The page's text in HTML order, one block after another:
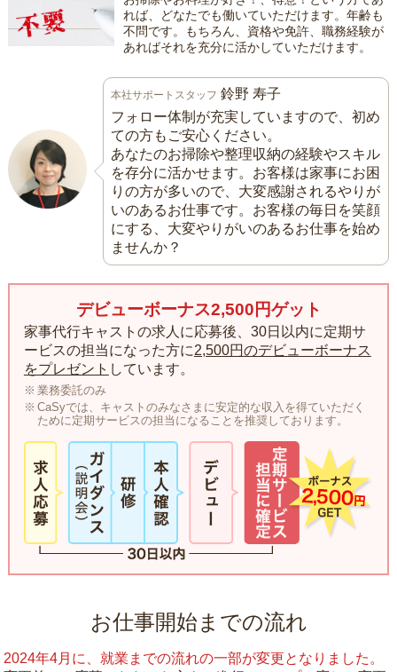
れば、どなたでも働いていただけます。年齢も
不問です。もちろん、資格や免許、職務経験が
あればそれを充分に活かしていただけます。
本社サポートスタッフ 鈴野 寿子
フォロー体制が充実していますので、初め
ての方もご安心ください。
あなたのお掃除や整理収納の経験やスキル
を存分に活かせます。お客様は家事にお困
りの方が多いので、大変感謝されるやりが
いのあるお仕事です。お客様の毎日を笑顔
にする、大変やりがいのあるお仕事を始め
ませんか？
デビューボーナス2,500円ゲット
家事代行キャストの求人に応募後、30日以内に定期サ
ービスの担当になった方に2,500円のデビューボーナス
をプレゼント しています。
業務委託のみ
CaSyでは、キャストのみなさまに安定的な収入を得ていただく
ために定期サービスの担当になることを推奨しております。
お仕事開始までの流れ
2024年4月に、就業までの流れの一部が変更となりました。